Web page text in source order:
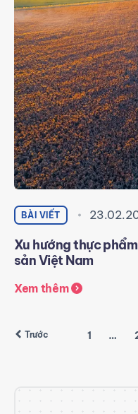
BÀI VIẾT
Xu hướng thực
sản Việt Nam
Xem thêm
Trước 1 …